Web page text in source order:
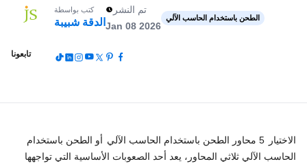
كتب بواسطة
الدقة شبيبة
تم النشر
Jan 08 2026
الطحن باستخدام الحاسب الآلي
تابعونا
الاختيار
أو الطحن باستخدام
الحاسب الآلي ثلاثي المحاور، يعد أحد الصعوبات الأساسية التي تواجهها